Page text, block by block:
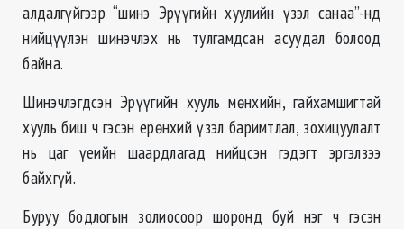
алдалгүйгээр “шинэ Эрүүгийн хуулийн үзэл санаа”-нд
нийцүүлэн шинэчлэх нь тулгамдсан асуудал болоод
байна.
Шинэчлэгдсэн Эрүүгийн хууль мөнхийн, гайхамшигтай
хууль биш ч гэсэн ерөнхий үзэл баримтлал, зохицуулалт
нь цаг үеийн шаардлагад нийцсэн гэдэгт эргэлзээ
байхгүй.
Буруу бодлогын золиосоор шоронд буй нэг ч гэсэн